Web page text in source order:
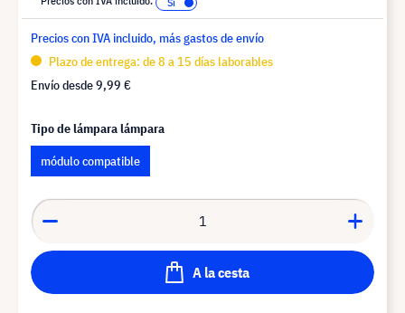
Precios con IVA incluido, más gastos de envío
Plazo de entrega: de 8 a 15 días laborables
Envío desde9,99 €
Tipo de lámpara lámpara
módulo compatible
A la cesta